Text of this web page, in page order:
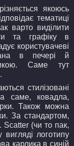
якоюсь
тематиці
варто виділити
та графіку в
користувачеві
в печері й
Саме тут
стилізовані
саме, ковадла,
Також можна
За стандартом,
Scatter (чи то пак,
логотипу
карлика в синій